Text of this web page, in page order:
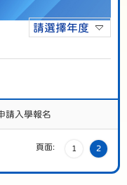
請選擇年度
請入學報名
頁面: 1 2